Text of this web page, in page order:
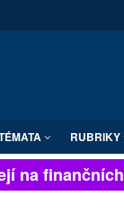
RUBRIKY
finančních